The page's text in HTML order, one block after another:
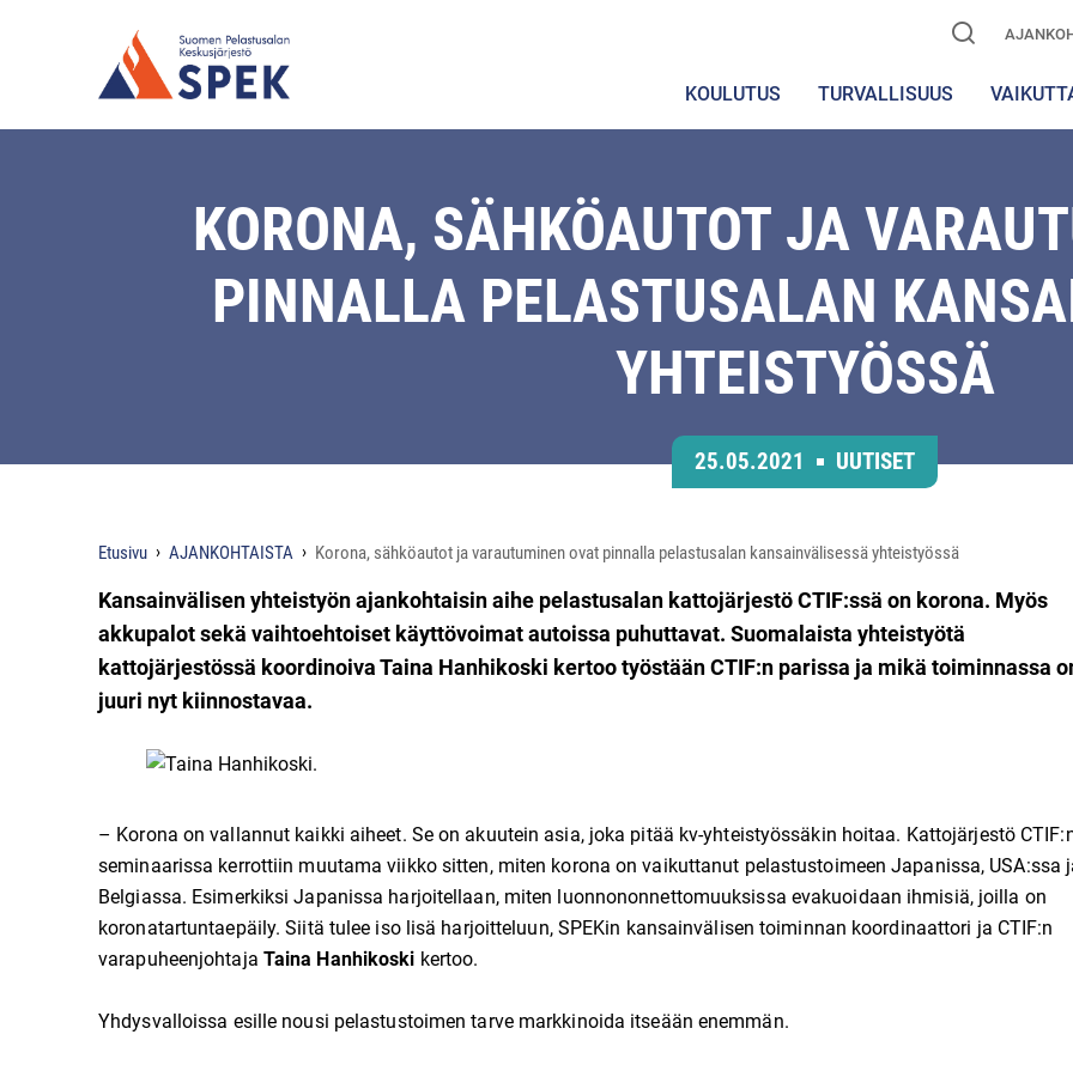
KOULUTUS TURVALLISUUS
KORONA, SÄHKÖAUTOT JA
PINNALLA PELASTUSALAN
YHTEISTYÖSSÄ
25.05.2021 UUTISET
Etusivu AJANKOHTAISTA Korona, sähköautot ja varautuminen ovat pinnalla pelastusalan kansainvälisessä yhteistyössä
Kansainvälisen yhteistyön ajankohtaisin aihe pelastusalan kattojärjestö CTIF:ssä on korona. Myös
akkupalot sekä vaihtoehtoiset käyttövoimat autoissa puhuttavat. Suomalaista yhteistyötä
kattojärjestössä koordinoiva Taina Hanhikoski kertoo työstään CTIF:n parissa ja mikä toiminnassa
juuri nyt kiinnostavaa.
– Korona on vallannut kaikki aiheet. Se on akuutein asia, joka pitää kv-yhteistyössäkin hoitaa. Kattojärjestö
seminaarissa kerrottiin muutama viikko sitten, miten korona on vaikuttanut pelastustoimeen Japanissa, USA:ssa
Belgiassa. Esimerkiksi Japanissa harjoitellaan, miten luonnononnettomuuksissa evakuoidaan ihmisiä, joilla on
koronatartuntaepäily. Siitä tulee iso lisä harjoitteluun, SPEKin kansainvälisen toiminnan koordinaattori ja CTIF:n
varapuheenjohtaja Taina Hanhikoski kertoo.
Yhdysvalloissa esille nousi pelastustoimen tarve markkinoida itseään enemmän.